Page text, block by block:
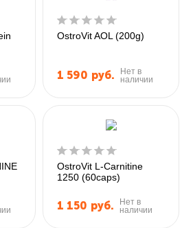
OstroVit AOL (200g)
1 590 руб.
Нет в
наличии
OstroVit L-Carnitine
1250 (60caps)
1 150 руб.
Нет в
наличии